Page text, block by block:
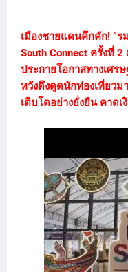
เมืองชายแดนคึกคัก! “ร
South Connect ครั้งที่
ประกายโอกาสทางเศร
หวังดึงดูดนักท่องเที่ยวม
เติบโตอย่างยั่งยืน คาด